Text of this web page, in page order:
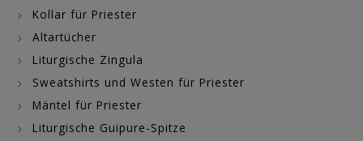
Kollar für Priester
Altartücher
Liturgische Zingula
Sweatshirts und Westen für Priester
Mäntel für Priester
Liturgische Guipure-Spitze